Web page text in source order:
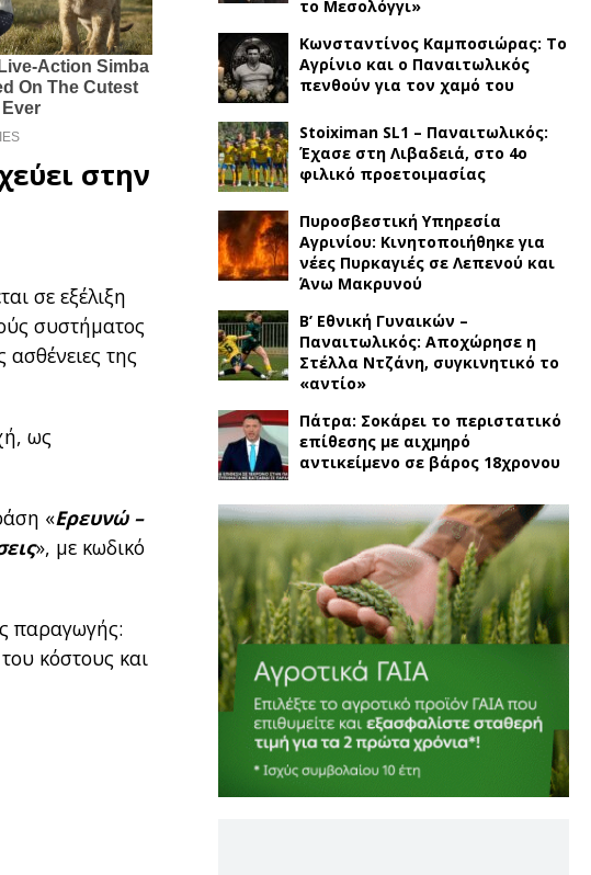
στην
σε εξέλιξη
συστήματος
της
ως
«Ερευνώ –
», με κωδικό
παραγωγής:
κόστους και
το Μεσολόγγι»
Κωνσταντίνος Καμποσιώρας: Το
Αγρίνιο και ο Παναιτωλικός
πενθούν για τον χαμό του
Stoiximan SL1 – Παναιτωλικός:
Έχασε στη Λιβαδειά, στο 4ο
φιλικό προετοιμασίας
Πυροσβεστική Υπηρεσία
Αγρινίου: Κινητοποιήθηκε για
νέες Πυρκαγιές σε Λεπενού και
Άνω Μακρυνού
Β’ Εθνική Γυναικών –
Παναιτωλικός: Αποχώρησε η
Στέλλα Ντζάνη, συγκινητικό το
«αντίο»
Πάτρα: Σοκάρει το περιστατικό
επίθεσης με αιχμηρό
αντικείμενο σε βάρος 18χρονου